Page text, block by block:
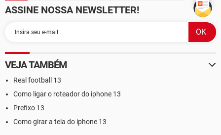
ASSINE NOSSA NEWSLETTER!
VEJA TAMBÉM
Real football 13
Como ligar o roteador do iphone 13
Prefixo 13
Como girar a tela do iphone 13